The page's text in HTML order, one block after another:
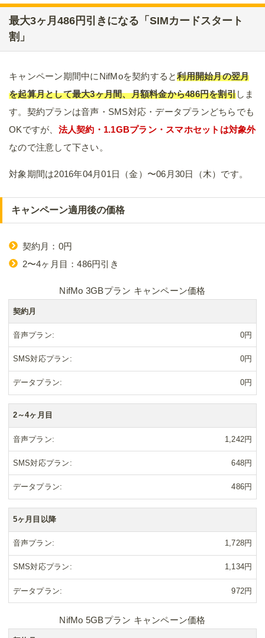
最大3ヶ月486円引きになる「SIMカードスタート
割」
キャンペーン期間中にNifMoを契約すると利用開始月の翌月
を起算月として最大3ヶ月間、月額料金から486円を割引しま
す。契約プランは音声・SMS対応・データプランどちらでも
OKですが、 法人契約・1.1GBプラン・スマホセットは対象外
なので注意して下さい。
対象期間は2016年04月01日（金）〜06月30日（木）です。
キャンペーン適用後の価格
契約月：0円
2〜4ヶ月目：486円引き
NifMo 3GBプラン キャンペーン価格
契約月
音声プラン 0円
SMS対応プラン 0円
データプラン 0円
2～4ヶ月目
音声プラン 1,242円
SMS対応プラン 648円
データプラン 486円
5ヶ月目以降
音声プラン 1,728円
SMS対応プラン 1,134円
データプラン 972円
NifMo 5GBプラン キャンペーン価格